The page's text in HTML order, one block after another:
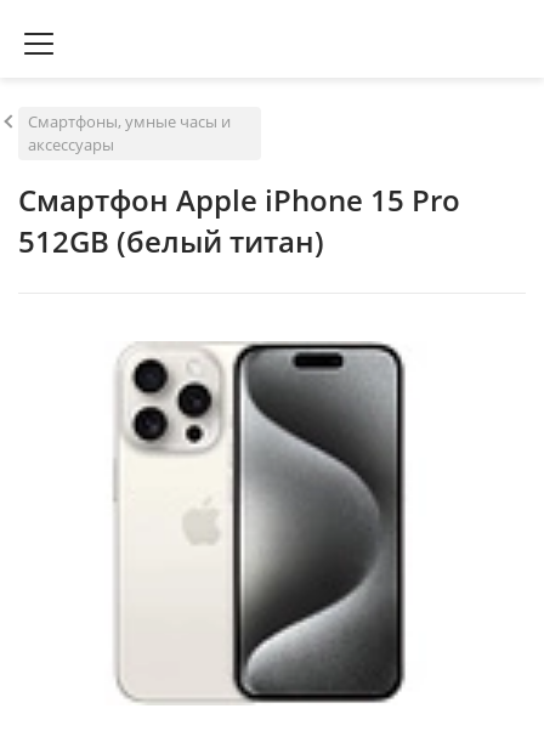
Смартфоны, умные часы и
аксессуары
Смартфон Apple iPhone 15 Pro
512GB (белый титан)